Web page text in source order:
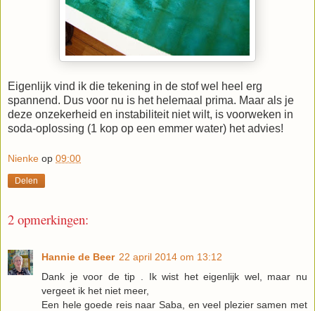
Eigenlijk vind ik die tekening in de stof wel heel erg
spannend. Dus voor nu is het helemaal prima. Maar als je
deze onzekerheid en instabiliteit niet wilt, is voorweken in
soda-oplossing (1 kop op een emmer water) het advies!
Nienke op 09:00
Delen
2 opmerkingen:
Hannie de Beer 22 april 2014 om 13:12
Dank je voor de tip . Ik wist het eigenlijk wel, maar nu
vergeet ik het niet meer,
Een hele goede reis naar Saba, en veel plezier samen met